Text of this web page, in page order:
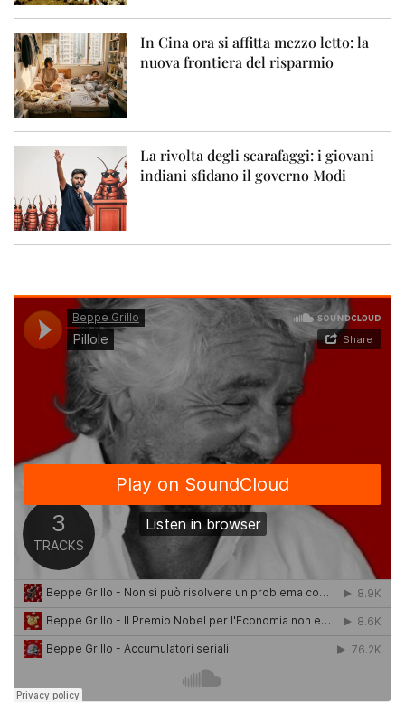
In Cina ora si affitta mezzo letto: la
nuova frontiera del risparmio
La rivolta degli scarafaggi: i giovani
indiani sfidano il governo Modi